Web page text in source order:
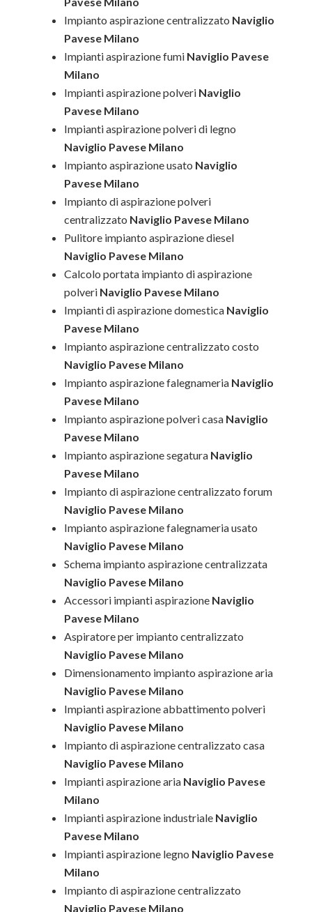
Impianto aspirazione centralizzato Naviglio
Pavese Milano
Impianti aspirazione fumi Naviglio Pavese
Milano
Impianti aspirazione polveri Naviglio
Pavese Milano
Impianti aspirazione polveri di legno
Naviglio Pavese Milano
Impianto aspirazione usato Naviglio
Pavese Milano
Impianto di aspirazione polveri
centralizzato Naviglio Pavese Milano
Pulitore impianto aspirazione diesel
Naviglio Pavese Milano
Calcolo portata impianto di aspirazione
polveri Naviglio Pavese Milano
Impianti di aspirazione domestica Naviglio
Pavese Milano
Impianto aspirazione centralizzato costo
Naviglio Pavese Milano
Impianto aspirazione falegnameria Naviglio
Pavese Milano
Impianto aspirazione polveri casa Naviglio
Pavese Milano
Impianto aspirazione segatura Naviglio
Pavese Milano
Impianto di aspirazione centralizzato forum
Naviglio Pavese Milano
Impianto aspirazione falegnameria usato
Naviglio Pavese Milano
Schema impianto aspirazione centralizzata
Naviglio Pavese Milano
Accessori impianti aspirazione Naviglio
Pavese Milano
Aspiratore per impianto centralizzato
Naviglio Pavese Milano
Dimensionamento impianto aspirazione aria
Naviglio Pavese Milano
Impianti aspirazione abbattimento polveri
Naviglio Pavese Milano
Impianto di aspirazione centralizzato casa
Naviglio Pavese Milano
Impianti aspirazione aria Naviglio Pavese
Milano
Impianti aspirazione industriale Naviglio
Pavese Milano
Impianti aspirazione legno Naviglio Pavese
Milano
Impianto di aspirazione centralizzato
Naviglio Pavese Milano